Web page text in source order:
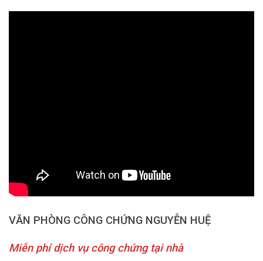
VĂN PHÒNG CÔNG CHỨNG NGUYỄN HUỆ
Miễn phí dịch vụ công chứng tại nhà